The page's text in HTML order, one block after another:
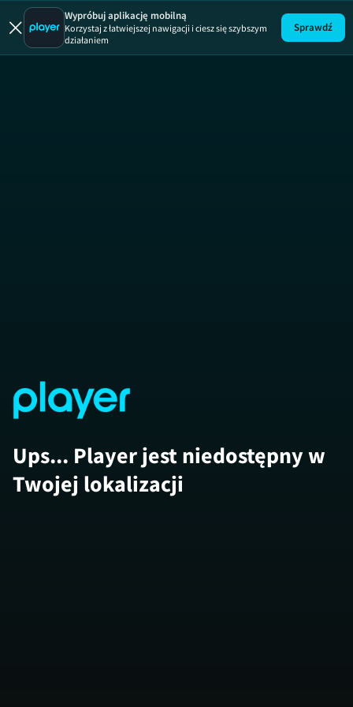
Wypróbuj aplikację mobilną
Korzystaj z łatwiejszej nawigacji i ciesz się szybszym
działaniem
Sprawdź
Ups... Player jest niedostępny w
Twojej lokalizacji